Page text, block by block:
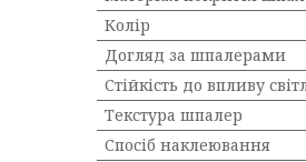
Колір
Догляд за шпалерами
Стійкість до впливу
Текстура шпалер
Спосіб наклеювання